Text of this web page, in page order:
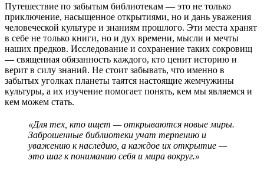
Путешествие по забытым библиотекам — это не только
приключение, насыщенное открытиями, но и дань уважения
человеческой культуре и знаниям прошлого. Эти места хранят
в себе не только книги, но и дух времени, мысли и мечты
наших предков. Исследование и сохранение таких сокровищ
— священная обязанность каждого, кто ценит историю и
верит в силу знаний. Не стоит забывать, что именно в
забытых уголках планеты таятся настоящие жемчужины
культуры, а их изучение помогает понять, кем мы являемся и
кем можем стать.
«Для тех, кто ищет — открываются новые миры.
Заброшенные библиотеки учат терпению и
уважению к наследию, а каждое их открытие —
это шаг к пониманию себя и мира вокруг.»